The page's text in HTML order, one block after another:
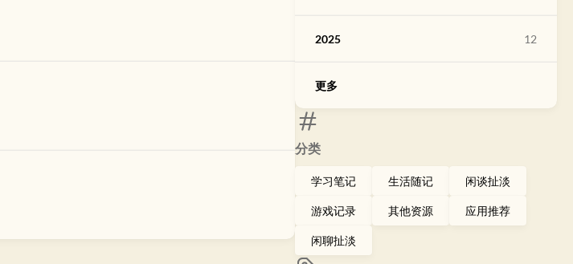
2025 12
更多
分类
学习笔记 生活随记 闲谈扯淡
游戏记录 其他资源 应用推荐
闲聊扯淡